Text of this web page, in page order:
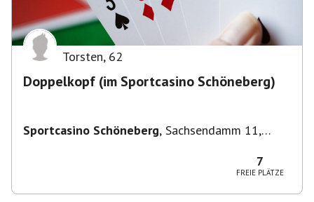
Torsten, 62
Doppelkopf (im Sportcasino Schöneberg)
Sportcasino Schöneberg, Sachsendamm 11,
7
FREIE PLÄTZE